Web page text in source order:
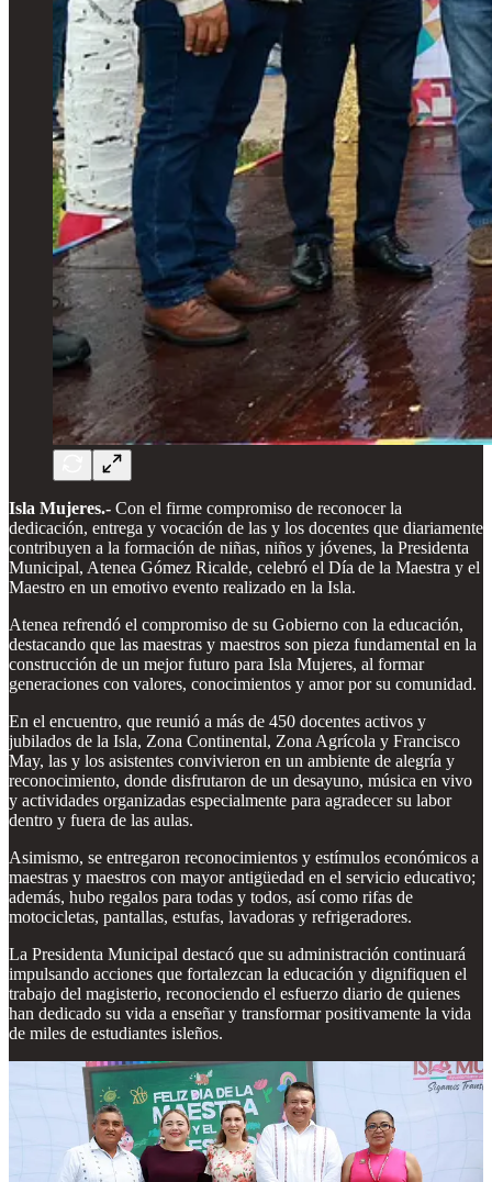
Isla Mujeres.- Con el firme compromiso de reconocer la
dedicación, entrega y vocación de las y los docentes que diariamente
contribuyen a la formación de niñas, niños y jóvenes, la Presidenta
Municipal, Atenea Gómez Ricalde, celebró el Día de la Maestra y el
Maestro en un emotivo evento realizado en la Isla.
Atenea refrendó el compromiso de su Gobierno con la educación,
destacando que las maestras y maestros son pieza fundamental en la
construcción de un mejor futuro para Isla Mujeres, al formar
generaciones con valores, conocimientos y amor por su comunidad.
En el encuentro, que reunió a más de 450 docentes activos y
jubilados de la Isla, Zona Continental, Zona Agrícola y Francisco
May, las y los asistentes convivieron en un ambiente de alegría y
reconocimiento, donde disfrutaron de un desayuno, música en vivo
y actividades organizadas especialmente para agradecer su labor
dentro y fuera de las aulas.
Asimismo, se entregaron reconocimientos y estímulos económicos a
maestras y maestros con mayor antigüedad en el servicio educativo;
además, hubo regalos para todas y todos, así como rifas de
motocicletas, pantallas, estufas, lavadoras y refrigeradores.
La Presidenta Municipal destacó que su administración continuará
impulsando acciones que fortalezcan la educación y dignifiquen el
trabajo del magisterio, reconociendo el esfuerzo diario de quienes
han dedicado su vida a enseñar y transformar positivamente la vida
de miles de estudiantes isleños.